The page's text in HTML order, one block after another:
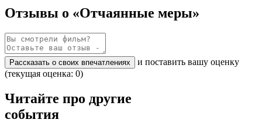
Отзывы о «Отчаянные меры»
Рассказать о своих впечатлениях
и поставить вашу оценку
(текущая оценка: 0)
Читайте про другие
события